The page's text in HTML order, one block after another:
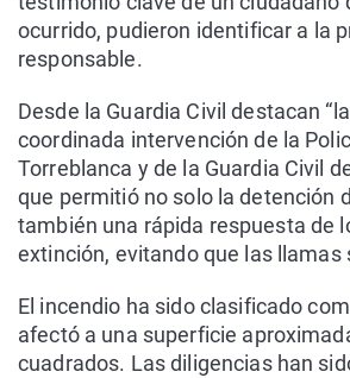
ocurrido, pudieron identificar a la
responsable.
Desde la Guardia Civil destacan
coordinada intervención de la
Torreblanca y de la Guardia Civil
que permitió no solo la detención
también una rápida respuesta de
extinción, evitando que las llamas
El incendio ha sido clasificado
afectó a una superficie
cuadrados. Las diligencias han